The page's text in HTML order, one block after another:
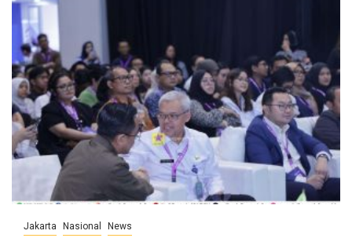
Jakarta Nasional News